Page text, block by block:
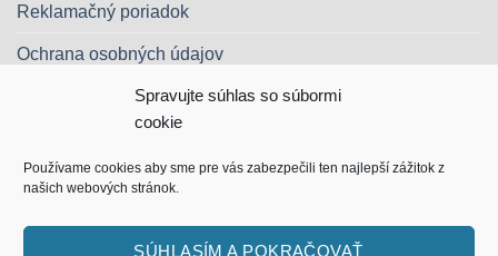
Spravujte súhlas so súbormi
cookie
Používame cookies aby sme pre vás zabezpečili ten najlepší zážitok z
našich webových stránok.
SÚHLASÍM A POKRAČOVAŤ
Reklamačný poriadok
Ochrana osobných údajov
Visa